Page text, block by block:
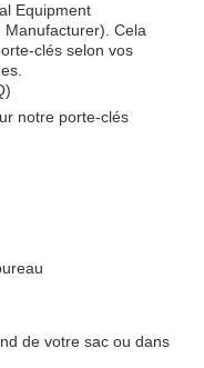
Equipment
Manufacturer). Cela
clés selon vos
notre porte-clés
de votre sac ou dans